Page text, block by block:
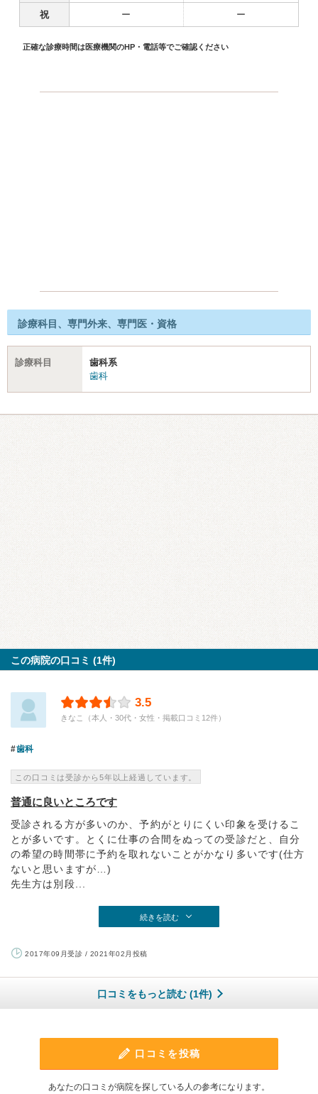
祝 ー ー
正確な診療時間は医療機関のHP・電話等でご確認ください
診療科目、専門外来、専門医・資格
診療科目
歯科系
歯科
この病院の口コミ (1件)
3.5
きなこ（本人・30代・女性・掲載口コミ12件）
歯科
この口コミは受診から5年以上経過しています。
普通に良いところです
受診される方が多いのか、予約がとりにくい印象を受けるこ
とが多いです。とくに仕事の合間をぬっての受診だと、自分
の希望の時間帯に予約を取れないことがかなり多いです(仕方
ないと思いますが…)
先生方は別段...
続きを読む
2017年09月受診 / 2021年02月投稿
口コミをもっと読む (1件)
口コミを投稿
あなたの口コミが病院を探している人の参考になります。